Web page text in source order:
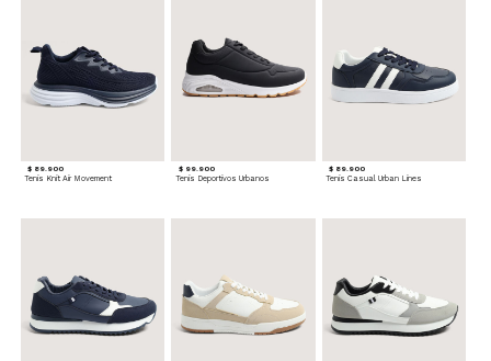
$ 89.900
Tenis Knit Air Movement
$ 99.900
Tenis Deportivos Urbanos
$ 89.900
Tenis Casual Urban Lines